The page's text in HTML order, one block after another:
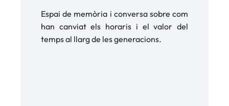
Espai de memòria i conversa sobre com
han canviat els horaris i el valor del
temps al llarg de les generacions.